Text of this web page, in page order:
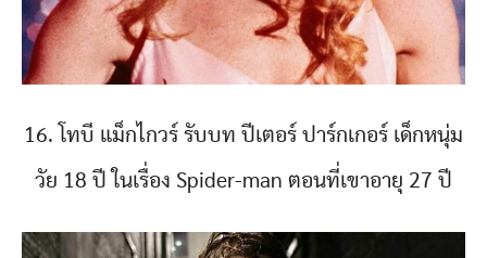
16. โทบี แม็กไกวร์ รับบท ปีเตอร์ ปาร์กเกอร์ เด็กหนุ่ม
วัย 18 ปี ในเรื่อง Spider-man ตอนที่เขาอายุ 27 ปี